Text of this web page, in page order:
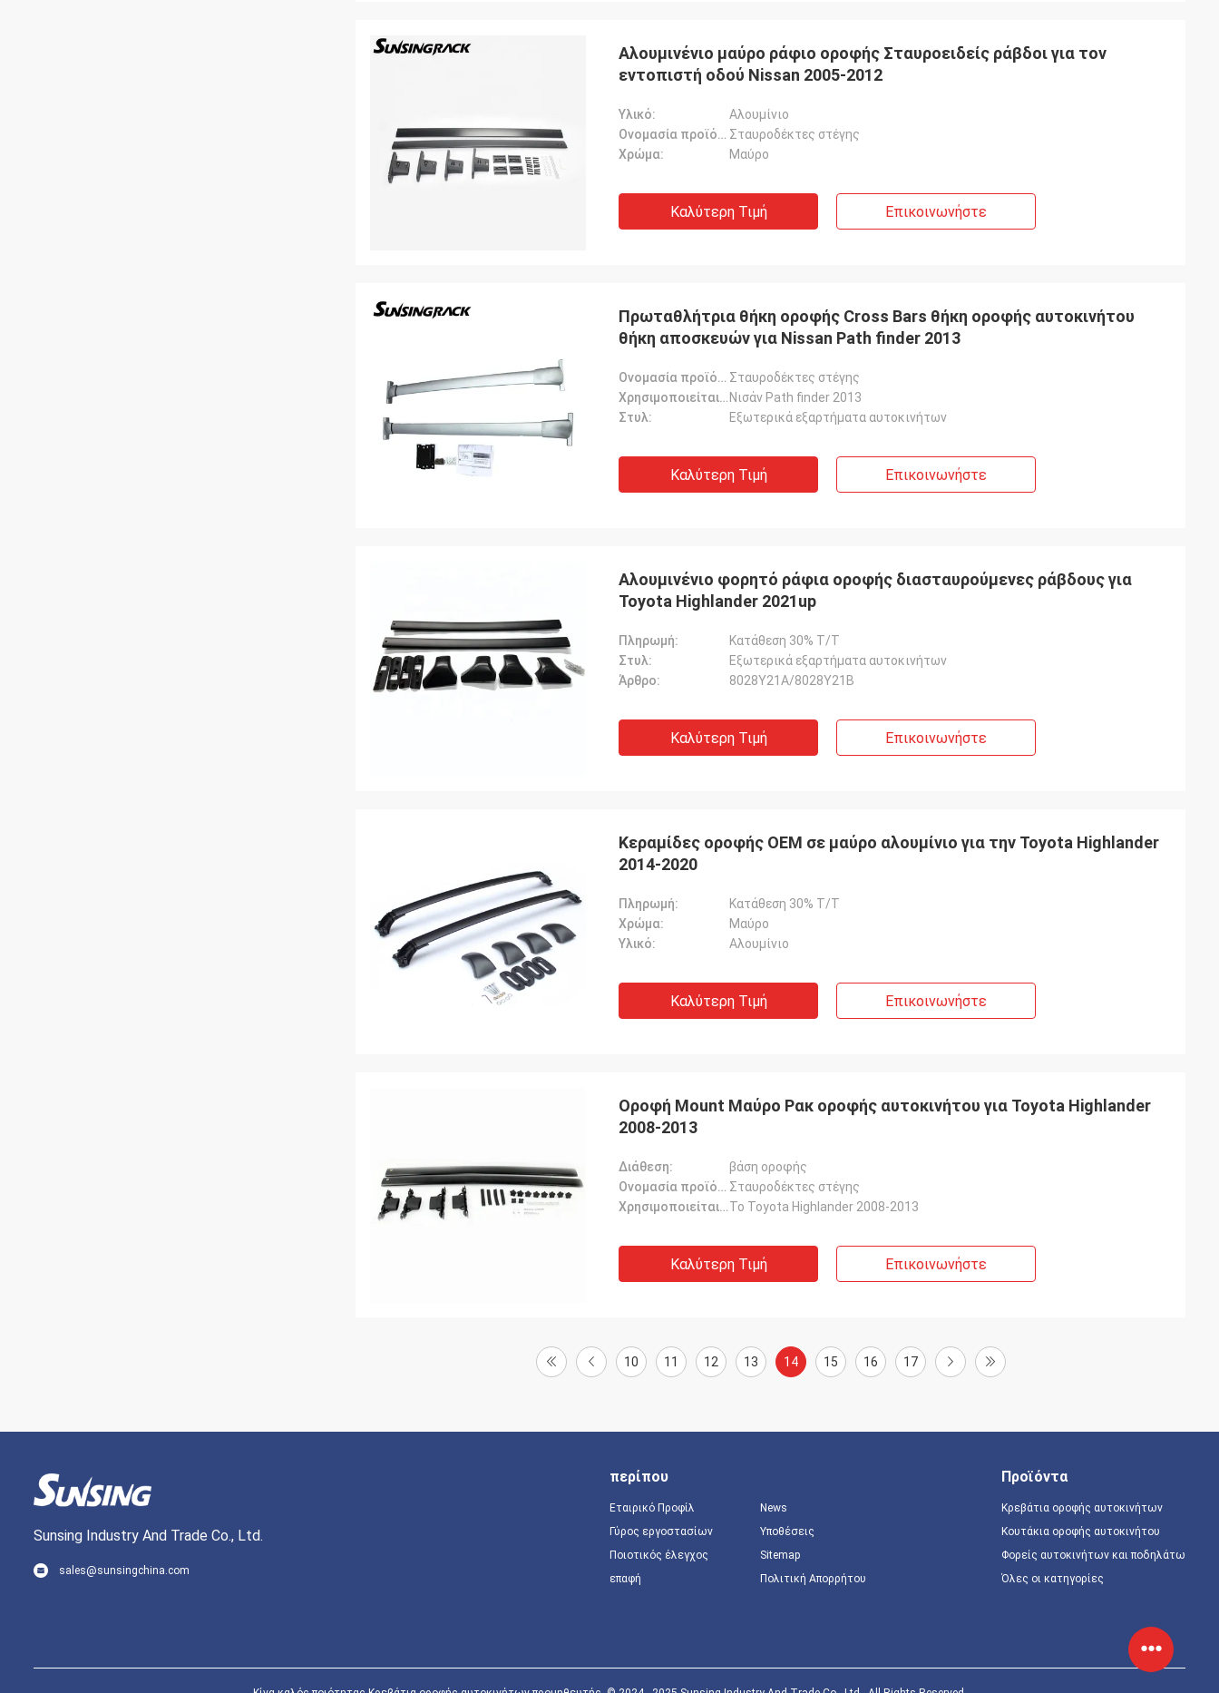
Αλουμινένιο μαύρο ράφιο οροφής Σταυροειδείς ράβδοι για τον
εντοπιστή οδού Nissan 2005-2012
Υλικό:
Αλουμίνιο
Ονομασία προϊόντος: Σταυροδέκτες στέγης
Χρώμα:
Μαύρο
Καλύτερη Τιμή Επικοινωνήστε
Πρωταθλήτρια θήκη οροφής Cross Bars θήκη οροφής αυτοκινήτου
θήκη αποσκευών για Nissan Path finder 2013
Ονομασία προϊόντος: Σταυροδέκτες στέγης
Χρησιμοποιείται για: Νισάν Path finder 2013
Στυλ:
Εξωτερικά εξαρτήματα αυτοκινήτων
Καλύτερη Τιμή Επικοινωνήστε
Αλουμινένιο φορητό ράφια οροφής διασταυρούμενες ράβδους για
Toyota Highlander 2021up
Πληρωμή:
Κατάθεση 30% T/T
Στυλ:
Εξωτερικά εξαρτήματα αυτοκινήτων
Άρθρο:
8028Y21A/8028Y21B
Καλύτερη Τιμή Επικοινωνήστε
Κεραμίδες οροφής OEM σε μαύρο αλουμίνιο για την Toyota Highlander
2014-2020
Πληρωμή:
Κατάθεση 30% T/T
Χρώμα:
Μαύρο
Υλικό:
Αλουμίνιο
Καλύτερη Τιμή Επικοινωνήστε
Οροφή Mount Μαύρο Ρακ οροφής αυτοκινήτου για Toyota Highlander
2008-2013
Διάθεση:
βάση οροφής
Ονομασία προϊόντος: Σταυροδέκτες στέγης
Χρησιμοποιείται για:Το Toyota Highlander 2008-2013
Καλύτερη Τιμή Επικοινωνήστε
10 11 12 13 14 15 16 17
Sunsing Industry And Trade Co., Ltd.
sales@sunsingchina.com
περίπου
Εταιρικό Προφίλ
Γύρος εργοστασίων
Ποιοτικός έλεγχος
επαφή
News
Υποθέσεις
Sitemap
Πολιτική Απορρήτου
Προϊόντα
Κρεβάτια οροφής αυτοκινήτων
Κουτάκια οροφής αυτοκινήτου
Φορείς αυτοκινήτων και ποδηλάτων
Όλες οι κατηγορίες